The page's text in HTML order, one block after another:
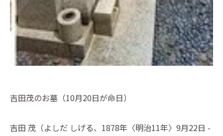
吉田茂のお墓（10月20日が命日）
吉田 茂（よしだ しげる、1878年〈明治11年〉9月22日 -